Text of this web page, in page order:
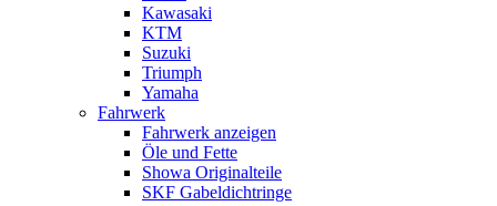
Kawasaki
KTM
Suzuki
Triumph
Yamaha
Fahrwerk
Fahrwerk anzeigen
Öle und Fette
Showa Originalteile
SKF Gabeldichtringe